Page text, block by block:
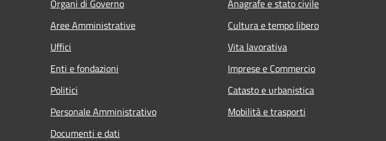
Organi di Governo
Aree Amministrative
Uffici
Enti e fondazioni
Politici
Personale Amministrativo
Documenti e dati
Anagrafe e stato civile
Cultura e tempo libero
Vita lavorativa
Imprese e Commercio
Catasto e urbanistica
Mobilità e trasporti